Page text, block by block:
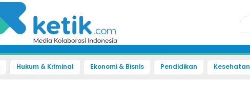
Hukum & Kriminal Ekonomi & Bisnis Pendidikan Kesehatan